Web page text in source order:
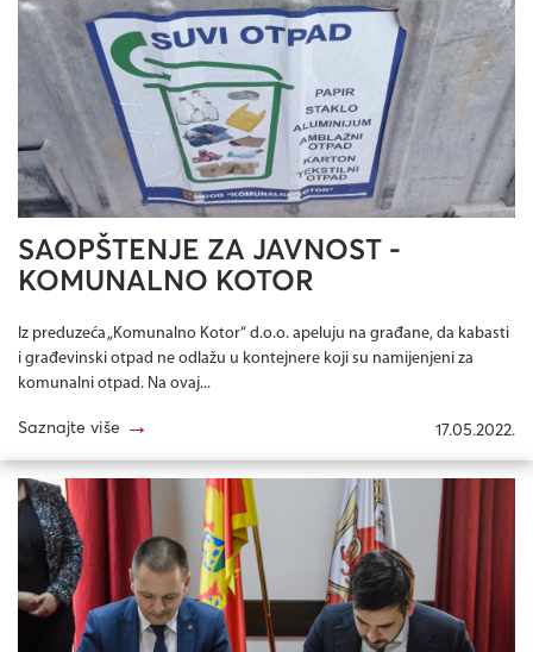
SAOPŠTENJE ZA JAVNOST -
KOMUNALNO KOTOR
Iz preduzeća „Komunalno Kotor“ d.o.o. apeluju na građane, da kabasti
i građevinski otpad ne odlažu u kontejnere koji su namijenjeni za
komunalni otpad. Na ovaj...
Saznajte više → 17.05.2022.